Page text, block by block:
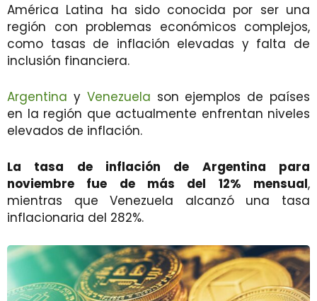
América Latina ha sido conocida por ser una
región con problemas económicos complejos,
como tasas de inflación elevadas y falta de
inclusión financiera.
Argentina y Venezuela son ejemplos de países
en la región que actualmente enfrentan niveles
elevados de inflación.
La tasa de inflación de Argentina para
noviembre fue de más del 12% mensual,
mientras que Venezuela alcanzó una tasa
inflacionaria del 282%.